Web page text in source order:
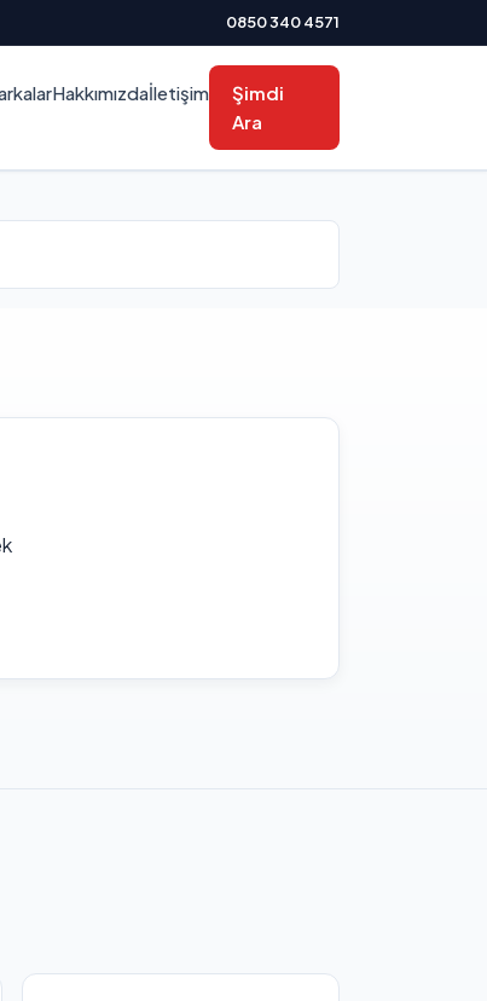
0850 340 4571
Hakkımızdaİletişim
Şimdi
Ara